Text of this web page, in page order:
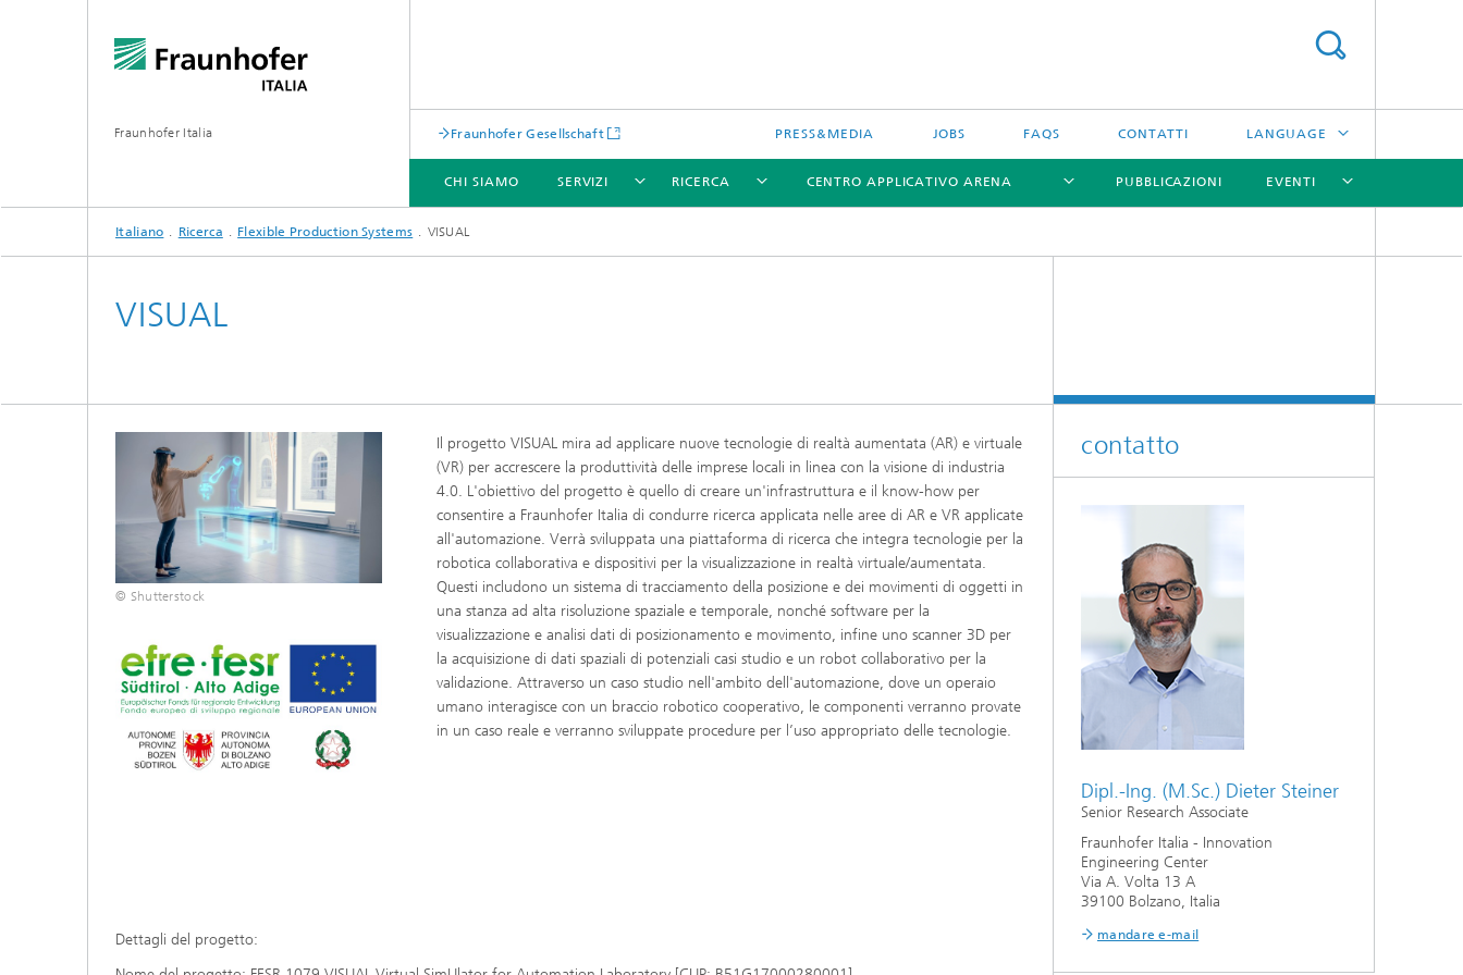
Fraunhofer Italia Fraunhofer Gesellschaft PRESS&MEDIA JOBS FAQS CONTATTI LANGUAGE
DEUTSCH
CHI SIAMO SERVIZI
SERVIZI
RICERCA
RICERCA
CENTRO APPLICATIVO ARENA
CENTRO APPLICATIVO ARENA
PUBBLICAZIONI EVENTI
EVENTI
Italiano Ricerca Flexible Production Systems VISUAL
VISUAL
© Shutterstock
Il progetto VISUAL mira ad applicare nuove tecnologie di realtà aumentata (AR) e virtuale
(VR) per accrescere la produttività delle imprese locali in linea con la visione di industria
4.0. L'obiettivo del progetto è quello di creare un'infrastruttura e il know-how per
consentire a Fraunhofer Italia di condurre ricerca applicata nelle aree di AR e VR applicate
all'automazione. Verrà sviluppata una piattaforma di ricerca che integra tecnologie per la
robotica collaborativa e dispositivi per la visualizzazione in realtà virtuale/aumentata.
Questi includono un sistema di tracciamento della posizione e dei movimenti di oggetti in
una stanza ad alta risoluzione spaziale e temporale, nonché software per la
visualizzazione e analisi dati di posizionamento e movimento, infine uno scanner 3D per
la acquisizione di dati spaziali di potenziali casi studio e un robot collaborativo per la
validazione. Attraverso un caso studio nell'ambito dell'automazione, dove un operaio
umano interagisce con un braccio robotico cooperativo, le componenti verranno provate
in un caso reale e verranno sviluppate procedure per l’uso appropriato delle tecnologie.
Dettagli del progetto:
contatto
Dipl.-Ing. (M.Sc.) Dieter Steiner
Senior Research Associate
Fraunhofer Italia - Innovation
Engineering Center
Via A. Volta 13 A
39100 Bolzano, Italia
mandare e-mail